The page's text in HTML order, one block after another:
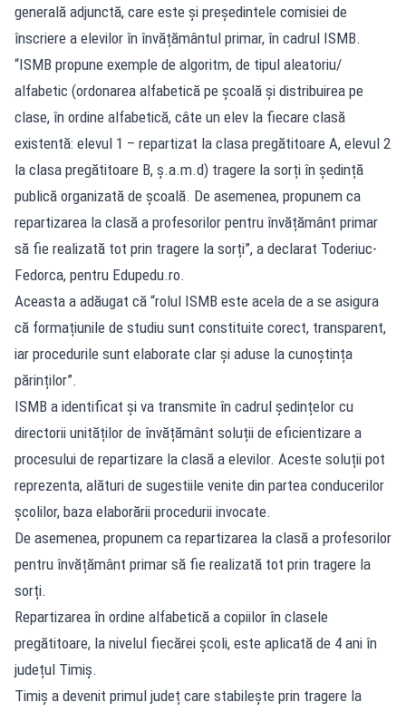
generală adjunctă, care este și președintele comisiei de
înscriere a elevilor în învățământul primar, în cadrul ISMB.
“ISMB propune exemple de algoritm, de tipul aleatoriu/
alfabetic (ordonarea alfabetică pe școală și distribuirea pe
clase, în ordine alfabetică, câte un elev la fiecare clasă
existentă: elevul 1 – repartizat la clasa pregătitoare A, elevul 2
la clasa pregătitoare B, ș.a.m.d) tragere la sorți în ședință
publică organizată de școală. De asemenea, propunem ca
repartizarea la clasă a profesorilor pentru învățământ primar
să fie realizată tot prin tragere la sorți”, a declarat Toderiuc-
Fedorca, pentru Edupedu.ro.
Aceasta a adăugat că “rolul ISMB este acela de a se asigura
că formațiunile de studiu sunt constituite corect, transparent,
iar procedurile sunt elaborate clar și aduse la cunoștința
părinților”.
ISMB a identificat și va transmite în cadrul ședințelor cu
directorii unităților de învățământ soluții de eficientizare a
procesului de repartizare la clasă a elevilor. Aceste soluții pot
reprezenta, alături de sugestiile venite din partea conducerilor
școlilor, baza elaborării procedurii invocate.
De asemenea, propunem ca repartizarea la clasă a profesorilor
pentru învățământ primar să fie realizată tot prin tragere la
sorți.
Repartizarea în ordine alfabetică a copiilor în clasele
pregătitoare, la nivelul fiecărei școli, este aplicată de 4 ani în
județul Timiș.
Timiș a devenit primul județ care stabilește prin tragere la